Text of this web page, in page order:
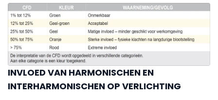
INVLOED VAN HARMONISCHEN EN
INTERHARMONISCHEN OP VERLICHTING